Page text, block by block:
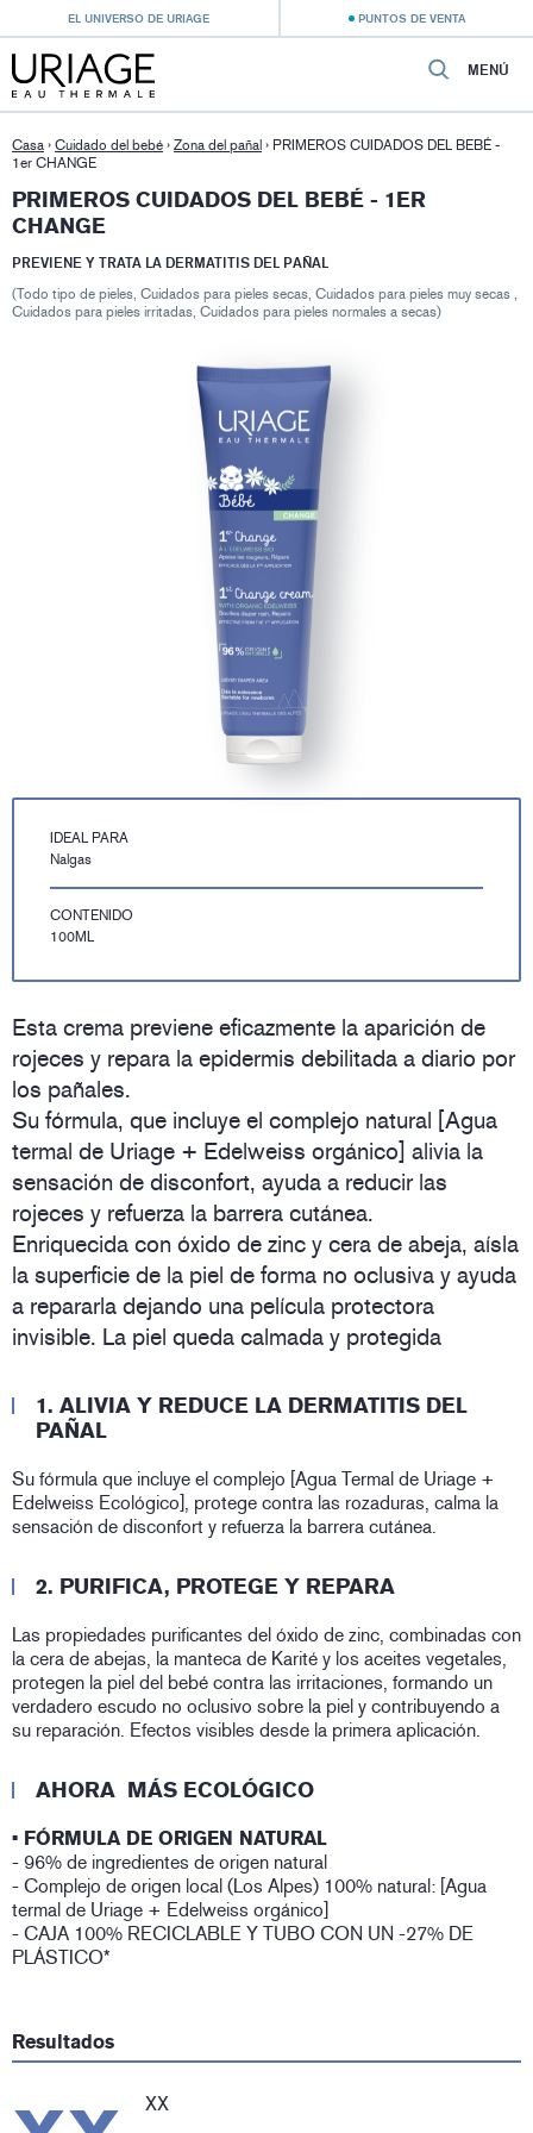
EL UNIVERSO DE URIAGE PUNTOS DE VENTA
MENÚ
Casa › Cuidado del bebé › Zona del pañal › PRIMEROS CUIDADOS DEL BEBÉ -
1er CHANGE
PRIMEROS CUIDADOS DEL BEBÉ - 1ER
CHANGE
PREVIENE Y TRATA LA DERMATITIS DEL PAÑAL
(Todo tipo de pieles, Cuidados para pieles secas, Cuidados para pieles muy secas ,
Cuidados para pieles irritadas, Cuidados para pieles normales a secas)
IDEAL PARA
Nalgas
CONTENIDO
100ML
Esta crema previene eficazmente la aparición de
rojeces y repara la epidermis debilitada a diario por
los pañales.
Su fórmula, que incluye el complejo natural [Agua
termal de Uriage + Edelweiss orgánico] alivia la
sensación de disconfort, ayuda a reducir las
rojeces y refuerza la barrera cutánea.
Enriquecida con óxido de zinc y cera de abeja, aísla
la superficie de la piel de forma no oclusiva y ayuda
a repararla dejando una película protectora
invisible. La piel queda calmada y protegida
1. ALIVIA Y REDUCE LA DERMATITIS DEL
PAÑAL
Su fórmula que incluye el complejo [Agua Termal de Uriage +
Edelweiss Ecológico], protege contra las rozaduras, calma la
sensación de disconfort y refuerza la barrera cutánea.
2. PURIFICA, PROTEGE Y REPARA
Las propiedades purificantes del óxido de zinc, combinadas con
la cera de abejas, la manteca de Karité y los aceites vegetales,
protegen la piel del bebé contra las irritaciones, formando un
verdadero escudo no oclusivo sobre la piel y contribuyendo a
su reparación. Efectos visibles desde la primera aplicación.
AHORA MÁS ECOLÓGICO
• FÓRMULA DE ORIGEN NATURAL
- 96% de ingredientes de origen natural
- Complejo de origen local (Los Alpes) 100% natural: [Agua
termal de Uriage + Edelweiss orgánico]
- CAJA 100% RECICLABLE Y TUBO CON UN -27% DE
PLÁSTICO*
Resultados
XX